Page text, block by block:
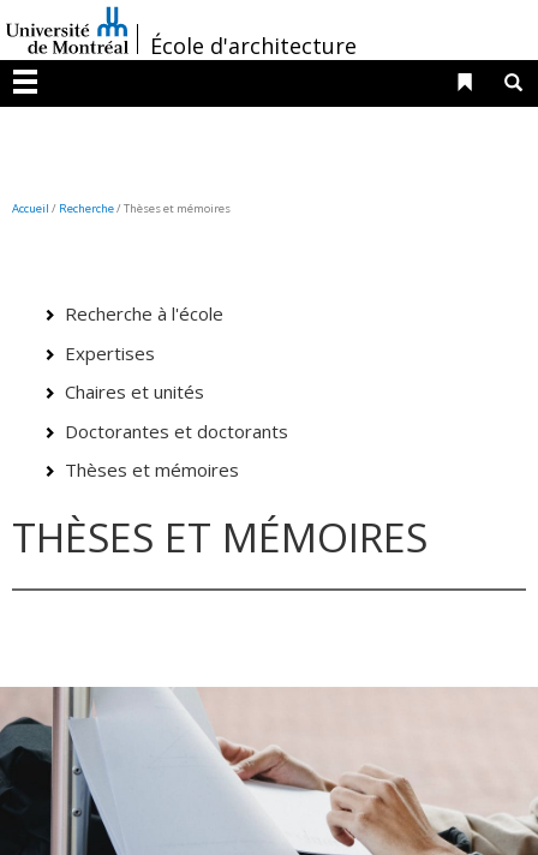
au
contenu
/École d'architecture
Menu
Liens
Accueil / Recherche/Thèses et mémoires
Recherche à l'école
Expertises
Chaires et unités
Doctorantes et doctorants
Thèses et mémoires
THÈSES ET MÉMOIRES